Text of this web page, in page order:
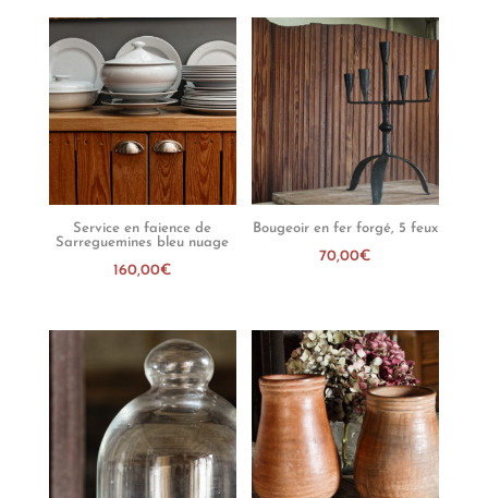
Service en faience de
Sarreguemines bleu nuage
160,00€
Bougeoir en fer forgé, 5 feux
70,00€